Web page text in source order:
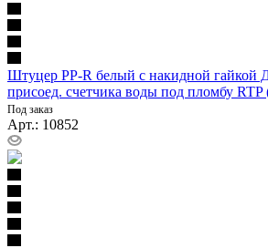
Штуцер PP-R белый с накидной гайкой
присоед. счетчика воды под пломбу
Под заказ
Арт.: 10852